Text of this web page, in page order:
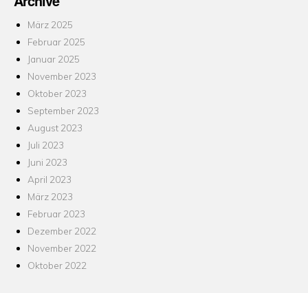
März 2025
Februar 2025
Januar 2025
November 2023
Oktober 2023
September 2023
August 2023
Juli 2023
Juni 2023
April 2023
März 2023
Februar 2023
Dezember 2022
November 2022
Oktober 2022